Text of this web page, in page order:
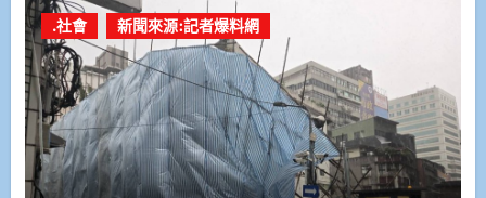
.社會 新聞來源:記者爆料網